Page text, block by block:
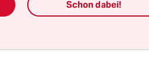
Schon dabei!